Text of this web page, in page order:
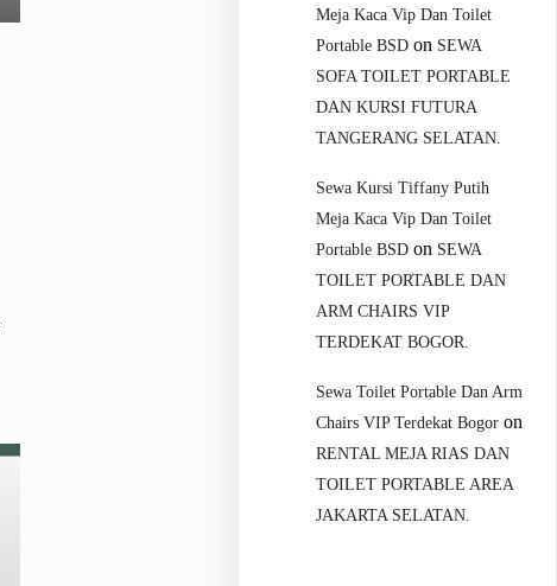
Meja Kaca Vip Dan Toilet
Portable BSD on SEWA
SOFA TOILET PORTABLE
DAN KURSI FUTURA
TANGERANG SELATAN.
Sewa Kursi Tiffany Putih
Meja Kaca Vip Dan Toilet
Portable BSD on SEWA
TOILET PORTABLE DAN
ARM CHAIRS VIP
TERDEKAT BOGOR.
Sewa Toilet Portable Dan Arm
Chairs VIP Terdekat Bogor on
RENTAL MEJA RIAS DAN
TOILET PORTABLE AREA
JAKARTA SELATAN.